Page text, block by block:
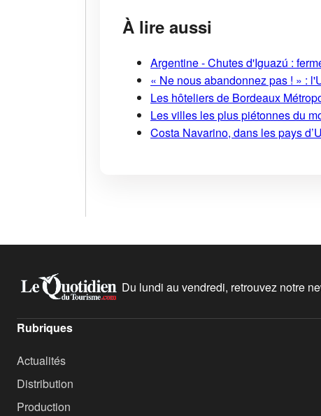
À lire aussi
Argentine - Chutes d'Iguazú :
« Ne nous abandonnez pas ! » :
Les hôteliers de Bordeaux
Les villes les plus piétonnes du
Costa Navarino, dans les pays
Du lundi au vendredi, retrouvez notre
Rubriques
Actualités
Distribution
Production